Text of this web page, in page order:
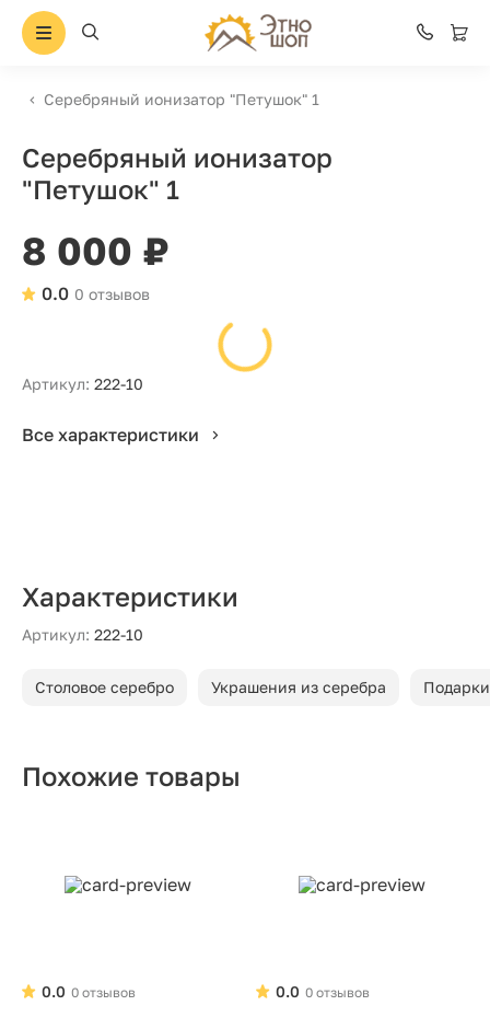
Серебряный ионизатор "Петушок" 1
Серебряный ионизатор
"Петушок" 1
8 000 ₽
0 отзывов
0.0
Артикул: 222-10
Все характеристики
Характеристики
Артикул: 222-10
Столовое серебро Украшения из серебра
Похожие товары
0 отзывов
0.0
0 отзывов
0.0